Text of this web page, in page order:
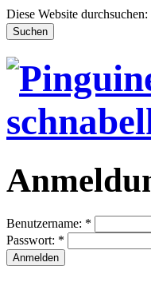
Diese Website durchsuchen:
Benutzername: *
Passwort: *